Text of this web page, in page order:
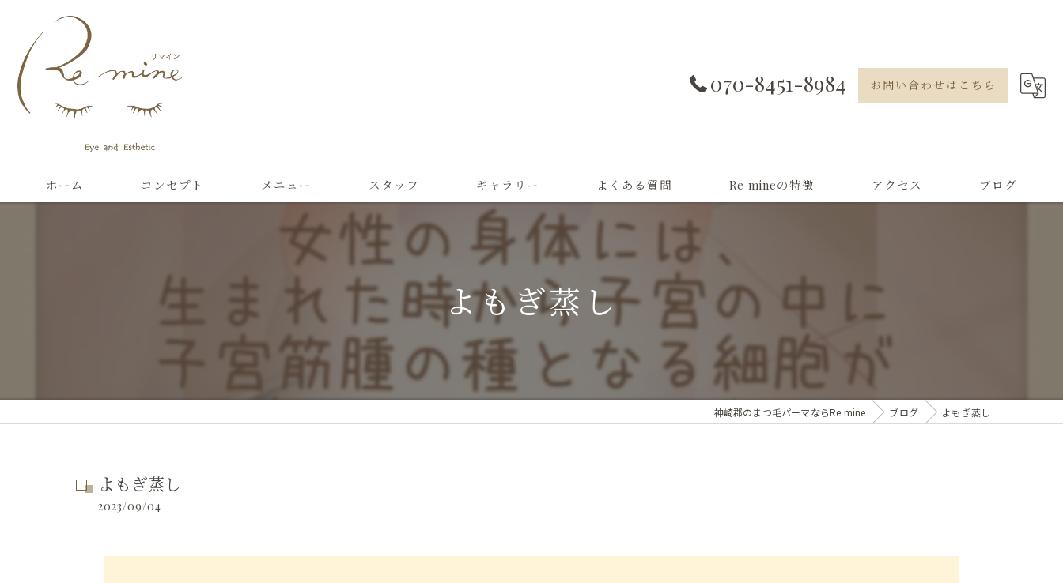
070-8451-8984 お問い合わせはこちら
ホーム コンセプト メニュー スタッフ ギャラリー よくある質問 Re mineの特徴
よもぎ蒸し
フェイシャル
ブライダル
アクセス ブログ
よもぎ蒸し
神崎郡のまつ毛パーマならRe mine ブログ よもぎ蒸し
よもぎ蒸し
2023/09/04